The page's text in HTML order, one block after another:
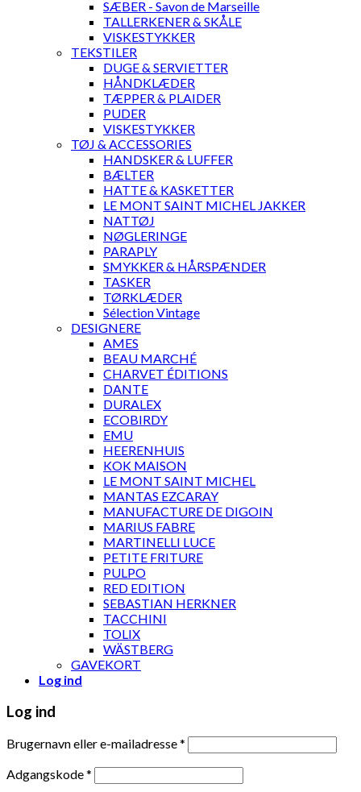
SÆBER - Savon de Marseille
TALLERKENER & SKÅLE
VISKESTYKKER
TEKSTILER
DUGE & SERVIETTER
HÅNDKLÆDER
TÆPPER & PLAIDER
PUDER
VISKESTYKKER
TØJ & ACCESSORIES
HANDSKER & LUFFER
BÆLTER
HATTE & KASKETTER
LE MONT SAINT MICHEL JAKKER
NATTØJ
NØGLERINGE
PARAPLY
SMYKKER & HÅRSPÆNDER
TASKER
TØRKLÆDER
Sélection Vintage
DESIGNERE
AMES
BEAU MARCHÉ
CHARVET ÉDITIONS
DANTE
DURALEX
ECOBIRDY
EMU
HEERENHUIS
KOK MAISON
LE MONT SAINT MICHEL
MANTAS EZCARAY
MANUFACTURE DE DIGOIN
MARIUS FABRE
MARTINELLI LUCE
PETITE FRITURE
PULPO
RED EDITION
SEBASTIAN HERKNER
TACCHINI
TOLIX
WÄSTBERG
GAVEKORT
Log ind
Log ind
Brugernavn eller e-mailadresse*
Adgangskode*